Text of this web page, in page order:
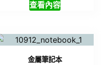
查看內容
金屬筆記本